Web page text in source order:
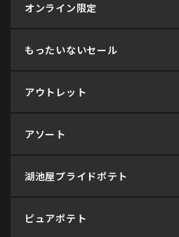
オンライン限定
もったいないセール
アウトレット
アソート
湖池屋プライドポテト
ピュアポテト